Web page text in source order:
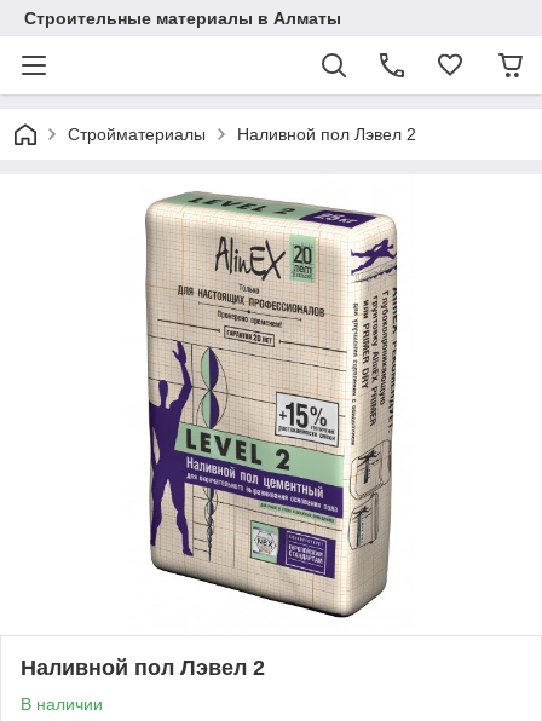
Строительные материалы в Алматы
Стройматериалы Наливной пол Лэвел 2
Наливной пол Лэвел 2
В наличии